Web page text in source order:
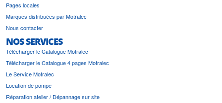
Pages locales
Marques distribuées par Motralec
Nous contacter
NOS SERVICES
Télécharger le Catalogue Motralec
Télécharger le Catalogue 4 pages Motralec
Le Service Motralec
Location de pompe
Réparation atelier / Dépannage sur site